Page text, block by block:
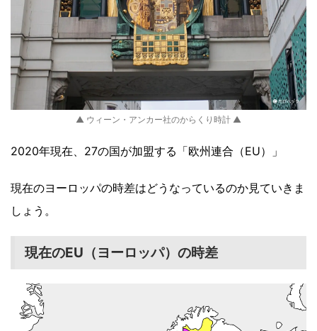
▲ ウィーン・アンカー社のからくり時計 ▲
2020年現在、27の国が加盟する「欧州連合（EU）」
現在のヨーロッパの時差はどうなっているのか見ていきま
しょう。
現在のEU（ヨーロッパ）の時差